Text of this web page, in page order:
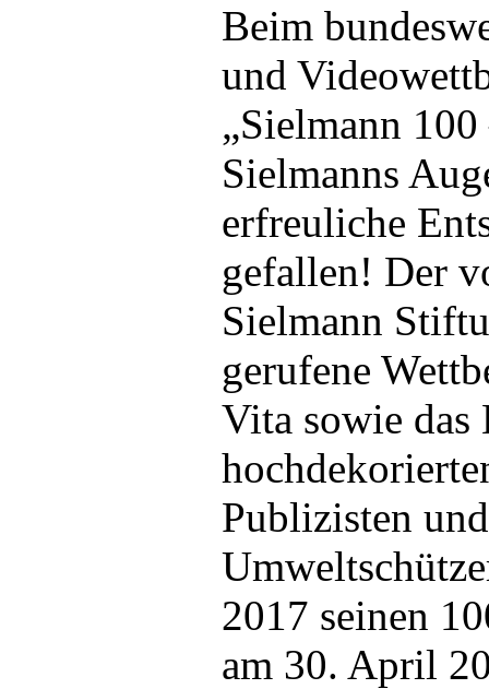
Beim
und
„Sielmann
Sielmanns
erfreuliche
gefallen! Der
Sielmann
gerufene
Vita sowie das
Publizisten und
2017 seinen
am 30. April